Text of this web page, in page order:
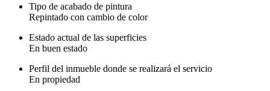
Tipo de acabado de pintura
Repintado con cambio de color
Estado actual de las superficies
En buen estado
Perfil del inmueble donde se realizará el servicio
En propiedad